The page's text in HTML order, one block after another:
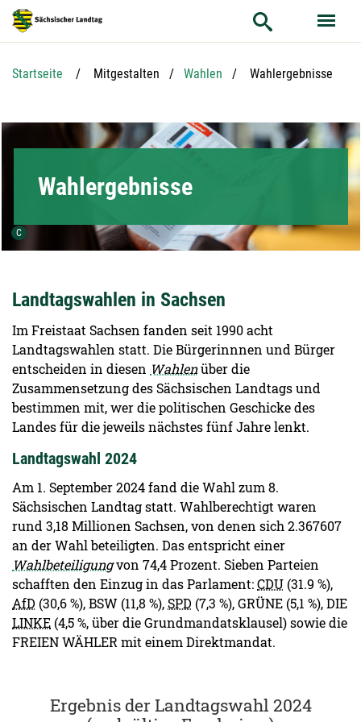
Hauptnavigation
Hauptinhalt
Service
Startseite Mitgestalten Wahlen Aktuelle Seite:
Wahlergebnisse
C Urheber der Grafik:
Wahlergebnisse
Landtagswahlen in Sachsen
Im Freistaat Sachsen fanden seit 1990 acht
Landtagswahlen statt. Die Bürgerinnnen und Bürger
entscheiden in diesen Wahlenüber die
Zusammensetzung des Sächsischen Landtags und
bestimmen mit, wer die politischen Geschicke des
Landes für die jeweils nächstes fünf Jahre lenkt.
Landtagswahl 2024
Am 1. September 2024 fand die Wahl zum 8.
Sächsischen Landtag statt. Wahlberechtigt waren
rund 3,18 Millionen Sachsen, von denen sich 2.367607
an der Wahl beteiligten. Das entspricht einer
Wahlbeteiligungvon 74,4 Prozent. Sieben Parteien
schafften den Einzug in das Parlament:CDU(31.9 %),
AfD (30,6 %), BSW (11,8 %),SPD (7,3 %), GRÜNE (5,1 %), DIE
LINKE(4,5 %, über die Grundmandatsklausel) sowie die
FREIEN WÄHLER mit einem Direktmandat.
Ergebnis der Landtagswahl 2024